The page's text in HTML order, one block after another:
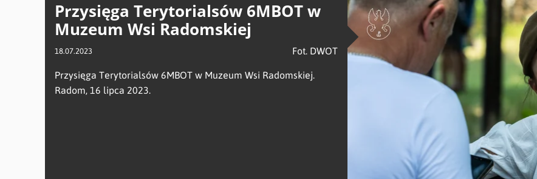
Przysięga Terytorialsów 6MBOT w
Muzeum Wsi Radomskiej
18.07.2023 Fot. DWOT
Przysięga Terytorialsów 6MBOT w Muzeum Wsi Radomskiej.
Radom, 16 lipca 2023.